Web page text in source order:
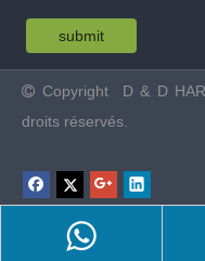
submit
 Copyright
D & D
droits réservés.